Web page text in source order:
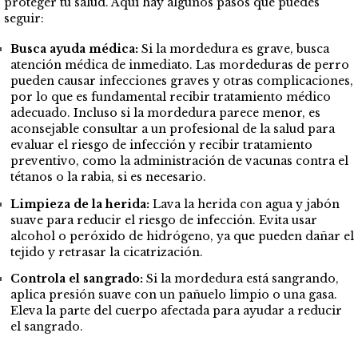
seguir:
Busca ayuda médica: Si la mordedura es grave, busca
atención médica de inmediato. Las mordeduras de perro
pueden causar infecciones graves y otras complicaciones,
por lo que es fundamental recibir tratamiento médico
adecuado. Incluso si la mordedura parece menor, es
aconsejable consultar a un profesional de la salud para
evaluar el riesgo de infección y recibir tratamiento
preventivo, como la administración de vacunas contra el
tétanos o la rabia, si es necesario.
Limpieza de la herida: Lava la herida con agua y jabón
suave para reducir el riesgo de infección. Evita usar
alcohol o peróxido de hidrógeno, ya que pueden dañar el
tejido y retrasar la cicatrización.
Controla el sangrado: Si la mordedura está sangrando,
aplica presión suave con un pañuelo limpio o una gasa.
Eleva la parte del cuerpo afectada para ayudar a reducir
el sangrado.